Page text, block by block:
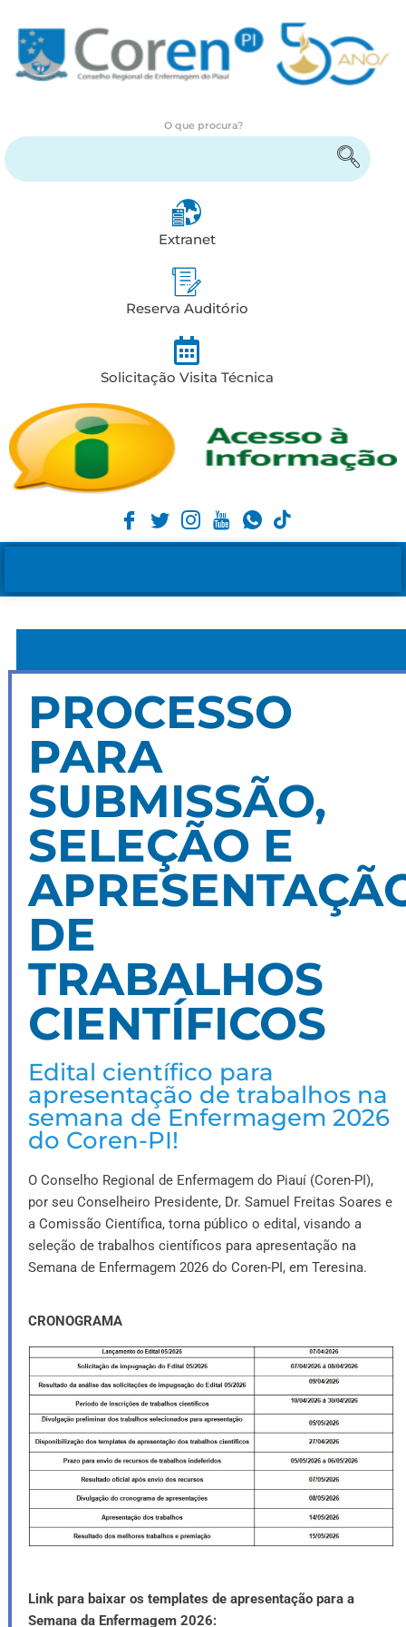
O que procura?
Extranet
Reserva Auditório
Solicitação Visita Técnica
PROCESSO
PARA
SUBMISSÃO,
SELEÇÃO E
DE
TRABALHOS
CIENTÍFICOS
Edital científico para
apresentação de trabalhos na
semana de Enfermagem 2026
do Coren-PI!
O Conselho Regional de Enfermagem do Piauí (Coren-PI),
por seu Conselheiro Presidente, Dr. Samuel Freitas Soares e
a Comissão Científica, torna público o edital, visando a
seleção de trabalhos científicos para apresentação na
Semana de Enfermagem 2026 do Coren-PI, em Teresina.
CRONOGRAMA
Link para baixar os templates de apresentação para a
Semana da Enfermagem 2026: